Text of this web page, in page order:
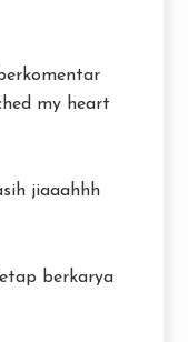
my heart
jiaaahhh
berkarya